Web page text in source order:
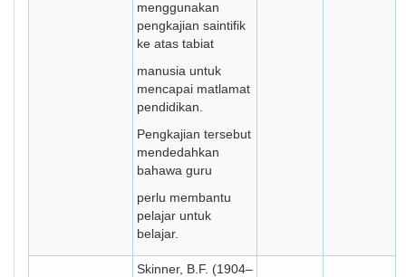
menggunakan
pengkajian saintifik
ke atas tabiat
manusia untuk
mencapai matlamat
pendidikan.
Pengkajian tersebut
mendedahkan
bahawa guru
perlu membantu
pelajar untuk
belajar.
Skinner, B.F. (1904–